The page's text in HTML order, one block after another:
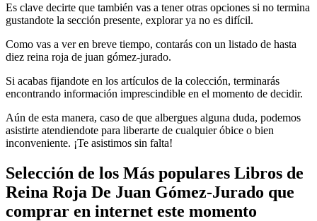
Es clave decirte que también vas a tener otras opciones si no termina
gustandote la sección presente, explorar ya no es difícil.
Como vas a ver en breve tiempo, contarás con un listado de hasta
diez reina roja de juan gómez-jurado.
Si acabas fijandote en los artículos de la colección, terminarás
encontrando información imprescindible en el momento de decidir.
Aún de esta manera, caso de que albergues alguna duda, podemos
asistirte atendiendote para liberarte de cualquier óbice o bien
inconveniente. ¡Te asistimos sin falta!
Selección de los Más populares Libros de
Reina Roja De Juan Gómez-Jurado que
comprar en internet este momento